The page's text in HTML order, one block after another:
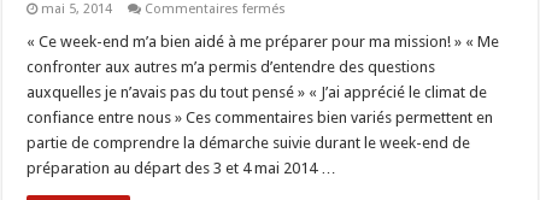
mai 5, 2014 Commentaires fermés
volontaires
d’Opération
Amos
(presque!)
prêts
au
départ
« Ce week-end m’a bien aidé à me préparer pour ma mission! » « Me
confronter aux autres m’a permis d’entendre des questions
auxquelles je n’avais pas du tout pensé » « J’ai apprécié le climat de
confiance entre nous » Ces commentaires bien variés permettent en
partie de comprendre la démarche suivie durant le week-end de
préparation au départ des 3 et 4 mai 2014 …